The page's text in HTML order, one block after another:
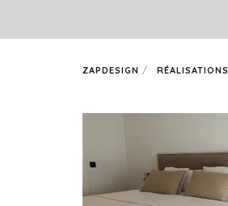
ZAPDESIGN / RÉALISATIONS